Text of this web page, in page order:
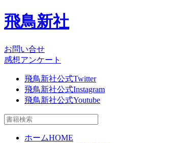
飛鳥新社
お問い合せ
感想アンケート
飛鳥新社公式Twitter
飛鳥新社公式Instagram
飛鳥新社公式Youtube
ホームHOME